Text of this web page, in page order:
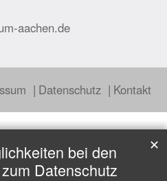
aachen.de
Datenschutz Kontakt
bei den
Datenschutz
✕